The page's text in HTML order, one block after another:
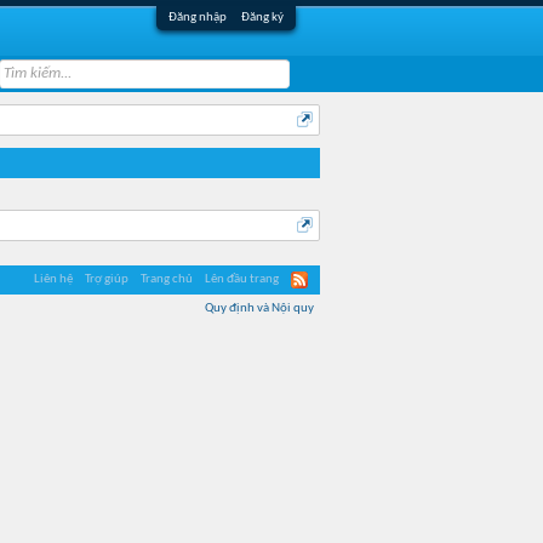
Đăng nhập Đăng ký
Liên hệ Trợ giúp Trang chủ Lên đầu trang
Quy định và Nội quy